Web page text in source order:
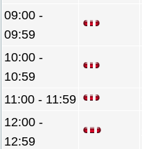
09:00 -
09:59
10:00 -
10:59
11:00 - 11:59
12:00 -
12:59